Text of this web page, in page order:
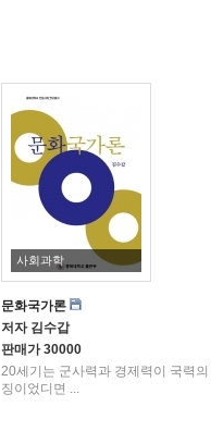
사회과학
문화국가론
저자김수갑
판매가30000
20세기는 군사력과 경제력이 국력의
징이었디면 ...